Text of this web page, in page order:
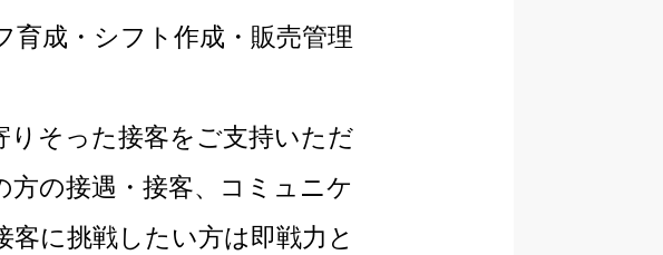
育成・シフト作成・販売管理
りそった接客をご支持いただ
の接遇・接客、コミュニケ
に挑戦したい方は即戦力と